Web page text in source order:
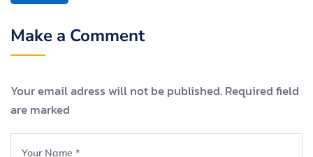
Make a Comment
Your email adress will not be published. Required field
are marked